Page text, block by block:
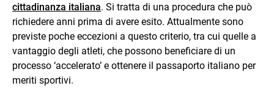
cittadinanza italiana. Si tratta di una procedura che può
richiedere anni prima di avere esito. Attualmente sono
previste poche eccezioni a questo criterio, tra cui quelle a
vantaggio degli atleti, che possono beneficiare di un
processo ‘accelerato’ e ottenere il passaporto italiano per
meriti sportivi.